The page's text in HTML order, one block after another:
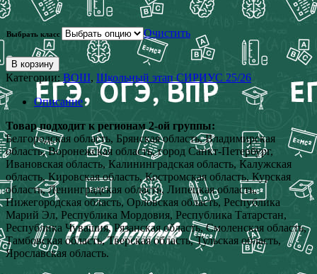
Выбрать класс Очистить
В корзину
Категории:ВОШ, Школьный этап СИРИУС 25/26
Описание
Товар подходит к регионам 2-ой группы:
Белгородская область, Брянская область, Владимирская
область, Воронежская область, город Санкт-Петербург,
Ивановская область, Калининградская область, Калужская
область, Кировская область, Костромская область, Курская
область, Ленинградская область, Липецкая область,
Нижегородская область, Орловская область, Республика
Марий Эл, Республика Мордовия, Республика Татарстан,
Республика Чувашия, Рязанская область, Смоленская область,
Тамбовская область, Тверская область, Тульская область,
Ярославская область.